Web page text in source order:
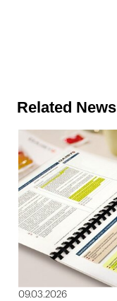
Related News
09.03.2026